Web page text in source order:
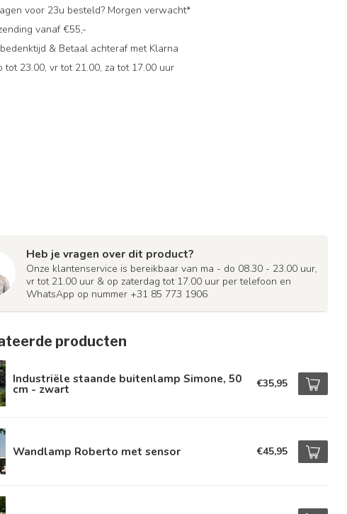
voor 23u besteld? Morgen verwacht*
vanaf €55,-
& Betaal achteraf met Klarna
tot 23.00, vr tot 21.00, za tot 17.00 uur
Heb je vragen over dit product?
Onze klantenservice is bereikbaar van ma - do 08.30 - 23.00 uur,
vr tot 21.00 uur & op zaterdag tot 17.00 uur per telefoon en
WhatsApp op nummer +31 85 773 1906
producten
Industriële staande buitenlamp Simone, 50
cm - zwart €35,95
Wandlamp Roberto met sensor €45,95